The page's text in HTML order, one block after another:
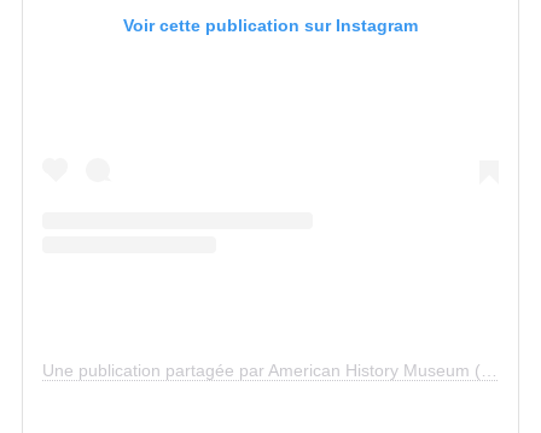
Voir cette publication sur Instagram